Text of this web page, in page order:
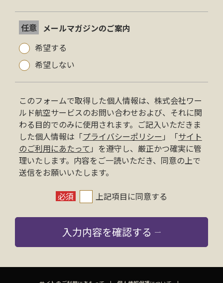
任意 メールマガジンのご案内
希望する
希望しない
このフォームで取得した個人情報は、株式会社ワー
ルド航空サービスのお問い合わせおよび、それに関
わる目的でのみに使用されます。ご記入いただきま
した個人情報は「プライバシーポリシー 」「サイト
のご利用にあたって 」を遵守し、厳正かつ確実に管
理いたします。内容をご一読いただき、同意の上で
送信をお願いいたします。
必須
上記項目に同意する
入力内容を確認する